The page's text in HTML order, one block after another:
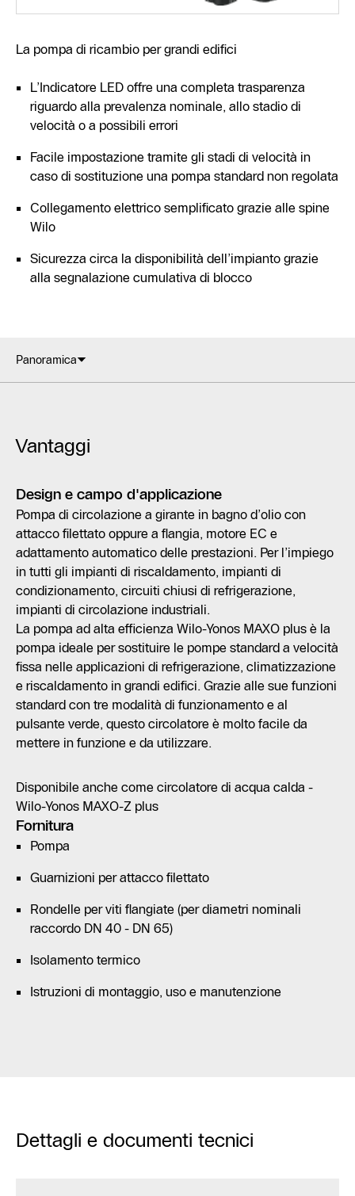
La pompa di ricambio per grandi edifici
L’Indicatore LED offre una completa trasparenza
riguardo alla prevalenza nominale, allo stadio di
velocità o a possibili errori
Facile impostazione tramite gli stadi di velocità in
caso di sostituzione una pompa standard non regolata
Collegamento elettrico semplificato grazie alle spine
Wilo
Sicurezza circa la disponibilità dell’impianto grazie
alla segnalazione cumulativa di blocco
Panoramica
Vantaggi
Design e campo d'applicazione
Pompa di circolazione a girante in bagno d’olio con
attacco filettato oppure a flangia, motore EC e
adattamento automatico delle prestazioni. Per l’impiego
in tutti gli impianti di riscaldamento, impianti di
condizionamento, circuiti chiusi di refrigerazione,
impianti di circolazione industriali.
La pompa ad alta efficienza Wilo-Yonos MAXO plus è la
pompa ideale per sostituire le pompe standard a velocità
fissa nelle applicazioni di refrigerazione, climatizzazione
e riscaldamento in grandi edifici. Grazie alle sue funzioni
standard con tre modalità di funzionamento e al
pulsante verde, questo circolatore è molto facile da
mettere in funzione e da utilizzare.
Disponibile anche come circolatore di acqua calda -
Wilo-Yonos MAXO-Z plus
Fornitura
Pompa
Guarnizioni per attacco filettato
Rondelle per viti flangiate (per diametri nominali
raccordo DN 40 - DN 65)
Isolamento termico
Istruzioni di montaggio, uso e manutenzione
Dettagli e documenti tecnici